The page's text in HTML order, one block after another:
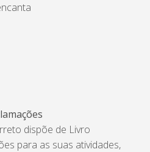
dispõe de Livro
para as suas atividades,